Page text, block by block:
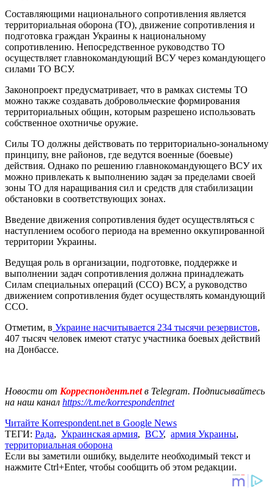
Составляющими национального сопротивления является
территориальная оборона (ТО), движение сопротивления и
подготовка граждан Украины к национальному
сопротивлению. Непосредственное руководство ТО
осуществляет главнокомандующий ВСУ через командующего
силами ТО ВСУ.
Законопроект предусматривает, что в рамках системы ТО
можно также создавать добровольческие формирования
территориальных общин, которым разрешено использовать
собственное охотничье оружие.
Силы ТО должны действовать по территориально-зональному
принципу, вне районов, где ведутся военные (боевые)
действия. Однако по решению главнокомандующего ВСУ их
можно привлекать к выполнению задач за пределами своей
зоны ТО для наращивания сил и средств для стабилизации
обстановки в соответствующих зонах.
Введение движения сопротивления будет осуществляться с
наступлением особого периода на временно оккупированной
территории Украины.
Ведущая роль в организации, подготовке, поддержке и
выполнении задач сопротивления должна принадлежать
Силам специальных операций (ССО) ВСУ, а руководство
движением сопротивления будет осуществлять командующий
ССО.
Отметим, в Украине насчитывается 234 тысячи резервистов,
407 тысяч человек имеют статус участника боевых действий
на Донбассе.
Новости от Корреспондент.netв Telegram. Подписывайтесь
на наш канал https://t.me/korrespondentnet
Читайте Korrespondent.net в Google News
ТЕГИ: Рада, Украинская армия, ВСУ, армия Украины,
территориальная оборона
Если вы заметили ошибку, выделите необходимый текст и
нажмите Ctrl+Enter, чтобы сообщить об этом редакции.